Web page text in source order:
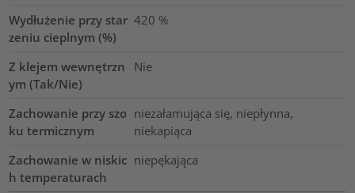
Wydłużenie przy star
zeniu cieplnym (%)
420 %
Z klejem wewnętrzn
ym (Tak/Nie)
Nie
Zachowanie przy szo
ku termicznym
niezałamująca się, niepłynna,
niekapiąca
Zachowanie w niskic
h temperaturach
niepękająca